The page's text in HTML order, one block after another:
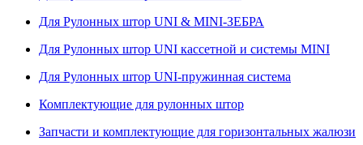
Для Рулонных штор UNI & MINI-ЗЕБРА
Для Рулонных штор UNI кассетной и системы MINI
Для Рулонных штор UNI-пружинная система
Комплектующие для рулонных штор
Запчасти и комплектующие для горизонтальных жалюзи